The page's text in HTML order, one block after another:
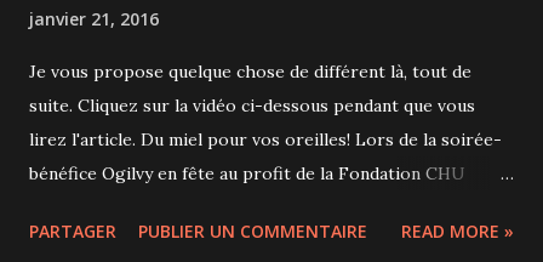
janvier 21, 2016
Je vous propose quelque chose de différent là, tout de
suite. Cliquez sur la vidéo ci-dessous pendant que vous
lirez l'article. Du miel pour vos oreilles! Lors de la soirée-
bénéfice Ogilvy en fête au profit de la Fondation CHU
cracker deux places pour le concert que je suis allé voir
PARTAGER PUBLIER UN COMMENTAIRE READ MORE »